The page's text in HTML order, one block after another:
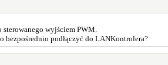
wyjściem PWM.
bezpośrednio podłączyć do LANKontrolera?